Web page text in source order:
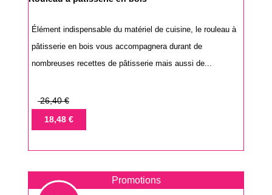
Élément indispensable du matériel de cuisine, le rouleau à
pâtisserie en bois vous accompagnera durant de
nombreuses recettes de pâtisserie mais aussi de...
Prix
base
26,40 €
Prix18,48 €
Promotions